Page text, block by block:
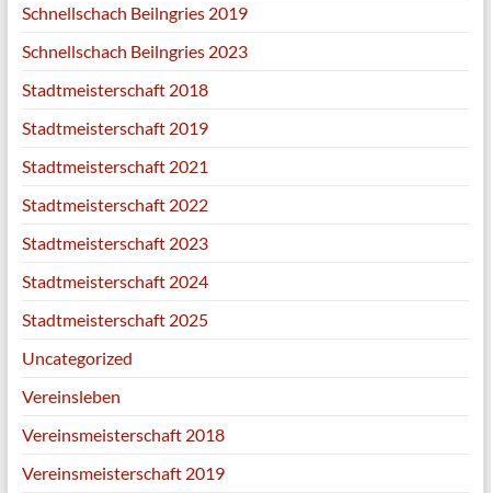
Schnellschach Beilngries 2019
Schnellschach Beilngries 2023
Stadtmeisterschaft 2018
Stadtmeisterschaft 2019
Stadtmeisterschaft 2021
Stadtmeisterschaft 2022
Stadtmeisterschaft 2023
Stadtmeisterschaft 2024
Stadtmeisterschaft 2025
Uncategorized
Vereinsleben
Vereinsmeisterschaft 2018
Vereinsmeisterschaft 2019